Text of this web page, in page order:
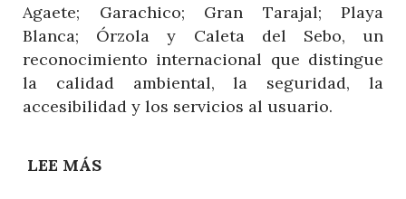
Agaete; Garachico; Gran Tarajal; Playa
Blanca; Órzola y Caleta del Sebo, un
reconocimiento internacional que distingue
la calidad ambiental, la seguridad, la
accesibilidad y los servicios al usuario.
LEE MÁS